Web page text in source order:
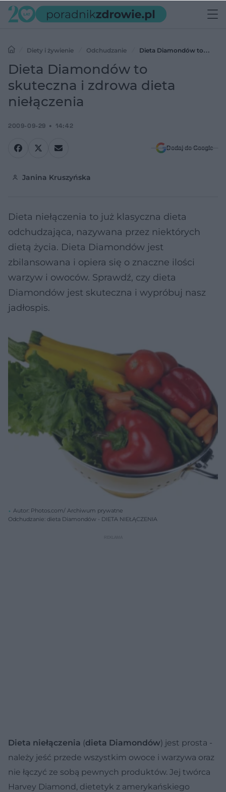
Diety i żywienie Odchudzanie
Dieta Diamondów to
skuteczna i zdrowa dieta niełączenia
Dieta Diamondów to
skuteczna i zdrowa dieta
niełączenia
2009-09-29 14:42
Dodaj do Google
Janina Kruszyńska
Dieta niełączenia to już klasyczna dieta
odchudzająca, nazywana przez niektórych
dietą życia. Dieta Diamondów jest
zbilansowana i opiera się o znaczne ilości
warzyw i owoców. Sprawdź, czy dieta
Diamondów jest skuteczna i wypróbuj nasz
jadłospis.
Autor: Photos.com/ Archiwum prywatne
Odchudzanie: dieta Diamondów - DIETA NIEŁĄCZENIA
Dieta niełączenia (dieta Diamondów) jest prosta -
należy jeść przede wszystkim owoce i warzywa oraz
nie łączyć ze sobą pewnych produktów. Jej twórca
Harvey Diamond, dietetyk z amerykańskiego